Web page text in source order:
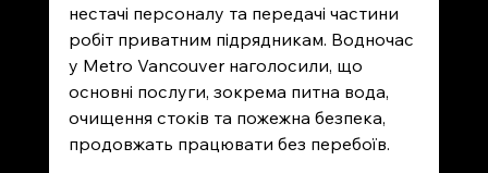
нестачі персоналу та передачі частини
робіт приватним підрядникам. Водночас
у Metro Vancouver наголосили, що
основні послуги, зокрема питна вода,
очищення стоків та пожежна безпека,
продовжать працювати без перебоїв.